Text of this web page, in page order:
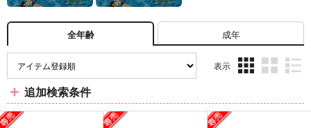
全年齢 成年
表示
ム
表
ム
表
ム
表
追加検索条件